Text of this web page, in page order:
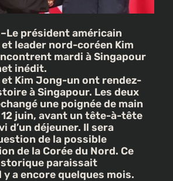
président américain
et leader nord-coréen Kim
mardi à Singapour
inédit.
et Kim Jong-un ont rendez-
à Singapour. Les deux
une poignée de main
juin, avant un tête-à-tête
d’un déjeuner. Il sera
de la possible
de la Corée du Nord. Ce
paraissait
a encore quelques mois.